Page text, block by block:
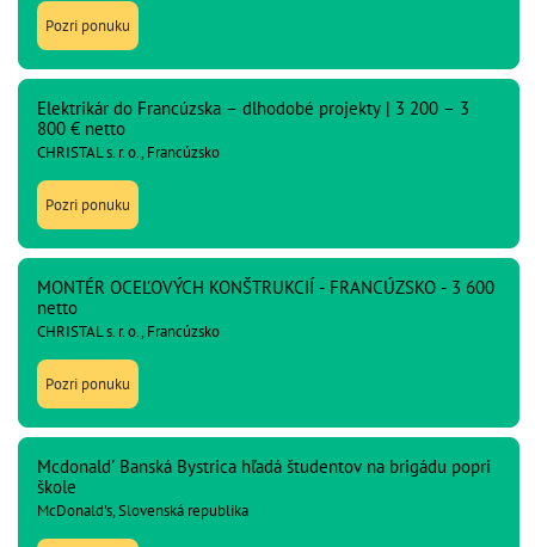
Pozri ponuku
Elektrikár do Francúzska – dlhodobé projekty | 3 200 – 3
800 € netto
CHRISTAL s. r. o., Francúzsko
Pozri ponuku
MONTÉR OCEĽOVÝCH KONŠTRUKCIÍ - FRANCÚZSKO - 3 600
netto
CHRISTAL s. r. o., Francúzsko
Pozri ponuku
Mcdonald' Banská Bystrica hľadá študentov na brigádu popri
škole
McDonald's, Slovenská republika